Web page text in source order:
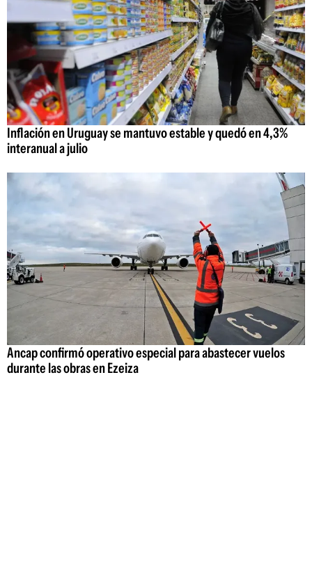
Inflación en Uruguay se mantuvo estable y quedó en 4,3%
interanual a julio
Ancap confirmó operativo especial para abastecer vuelos
durante las obras en Ezeiza